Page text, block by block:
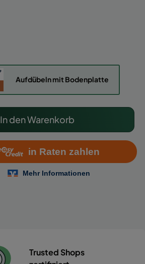
Aufdübeln mit Bodenplatte
In den Warenkorb
Trusted Shops